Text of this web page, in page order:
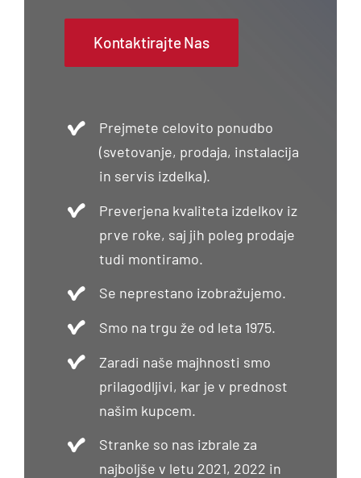
Kontaktirajte Nas
Prejmete celovito ponudbo
(svetovanje, prodaja, instalacija
in servis izdelka).
Preverjena kvaliteta izdelkov iz
prve roke, saj jih poleg prodaje
tudi montiramo.
Se neprestano izobražujemo.
Smo na trgu že od leta 1975.
Zaradi naše majhnosti smo
prilagodljivi, kar je v prednost
našim kupcem.
Stranke so nas izbrale za
najboljše v letu 2021, 2022 in